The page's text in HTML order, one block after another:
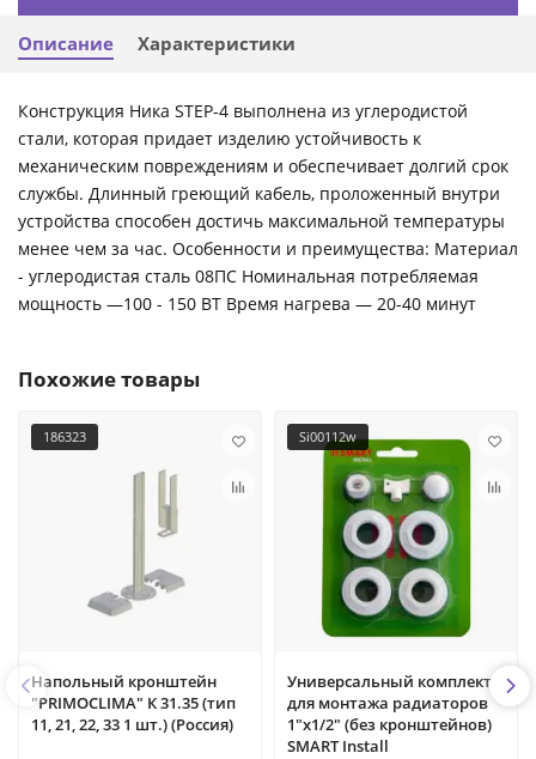
Описание Характеристики
Конструкция Ника STEP-4 выполнена из углеродистой
стали, которая придает изделию устойчивость к
механическим повреждениям и обеспечивает долгий срок
службы. Длинный греющий кабель, проложенный внутри
устройства способен достичь максимальной температуры
менее чем за час. Особенности и преимущества: Материал
- углеродистая сталь 08ПС Номинальная потребляемая
мощность —100 - 150 ВТ Время нагрева — 20-40 минут
Похожие товары
186323
Напольный кронштейн
"PRIMOCLIMA" К 31.35 (тип
11, 21, 22, 33 1 шт.) (Россия)
Si00112w
Универсальный комплект
для монтажа радиаторов
1"х1/2" (без кронштейнов)
SMART Install